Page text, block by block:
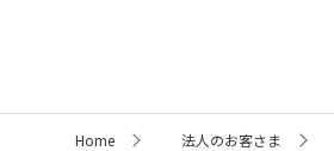
Home 法人のお客さま